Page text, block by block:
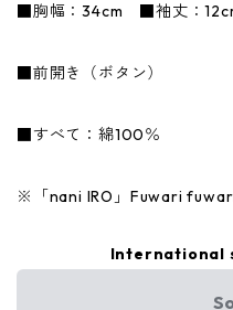
■胸幅：34cm ■袖丈：
■前開き（ボタン）
■すべて：綿100％
※「nani IRO」Fuwari
International